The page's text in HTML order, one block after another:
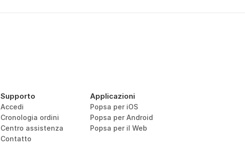
Supporto
Accedi
Cronologia ordini
Centro assistenza
Contatto
Applicazioni
Popsa per iOS
Popsa per Android
Popsa per il Web